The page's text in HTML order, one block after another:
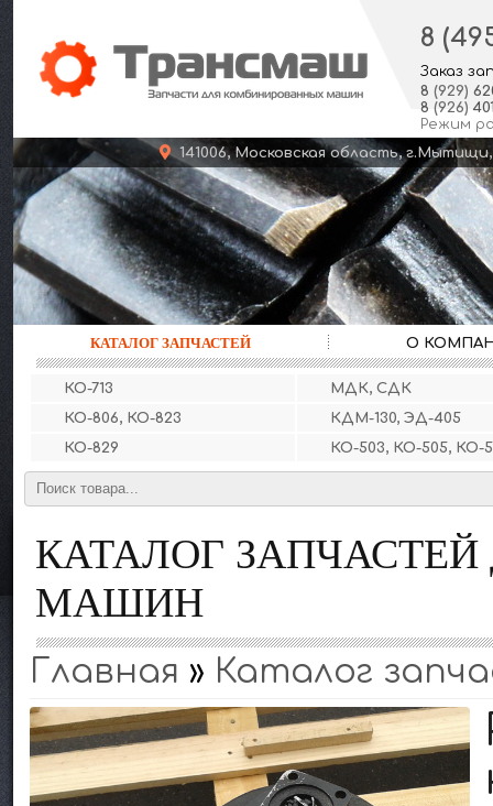
8
Заказ
8 (929)
8 (926)
Режим
141006, Московская область,
КАТАЛОГ ЗАПЧАСТЕЙ О
КО-713
МДК, СДК
КО-806, КО-823
КДМ-130, ЭД-405
КО-829
КО-503, КО-505, КО-
КАТАЛОГ
МАШИН
Главная » Каталог